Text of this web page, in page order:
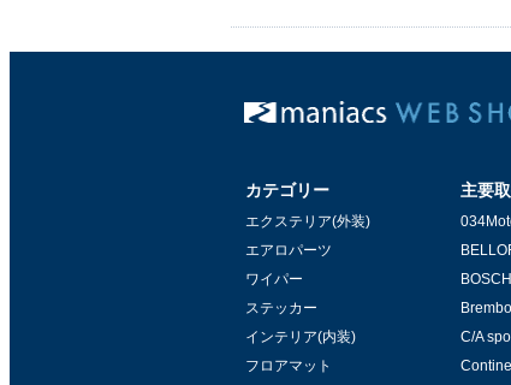
カテゴリー
エクステリア(外装)
エアロパーツ
ワイパー
ステッカー
インテリア(内装)
フロアマット
主要
BOSCH
Brembo
C/A